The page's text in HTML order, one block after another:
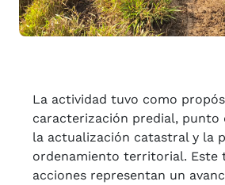
La actividad tuvo como
caracterización predial, punto
la actualización catastral y la
ordenamiento territorial. Este
acciones representan un